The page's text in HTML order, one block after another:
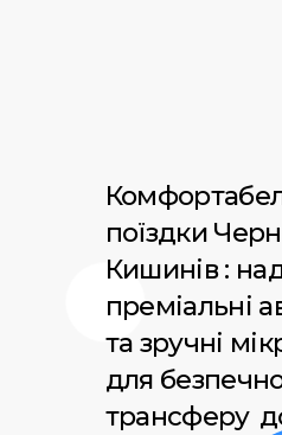
поїздки
Кишинів :
преміальні
та зручні
для
трансферу